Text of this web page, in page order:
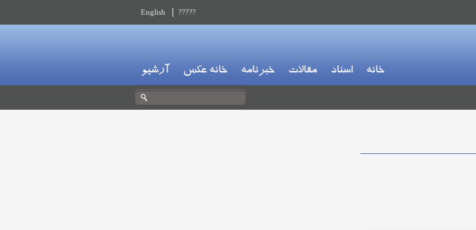
?????
English
خانه اسناد مقالات خبرنامه خانه عکس آرشیو